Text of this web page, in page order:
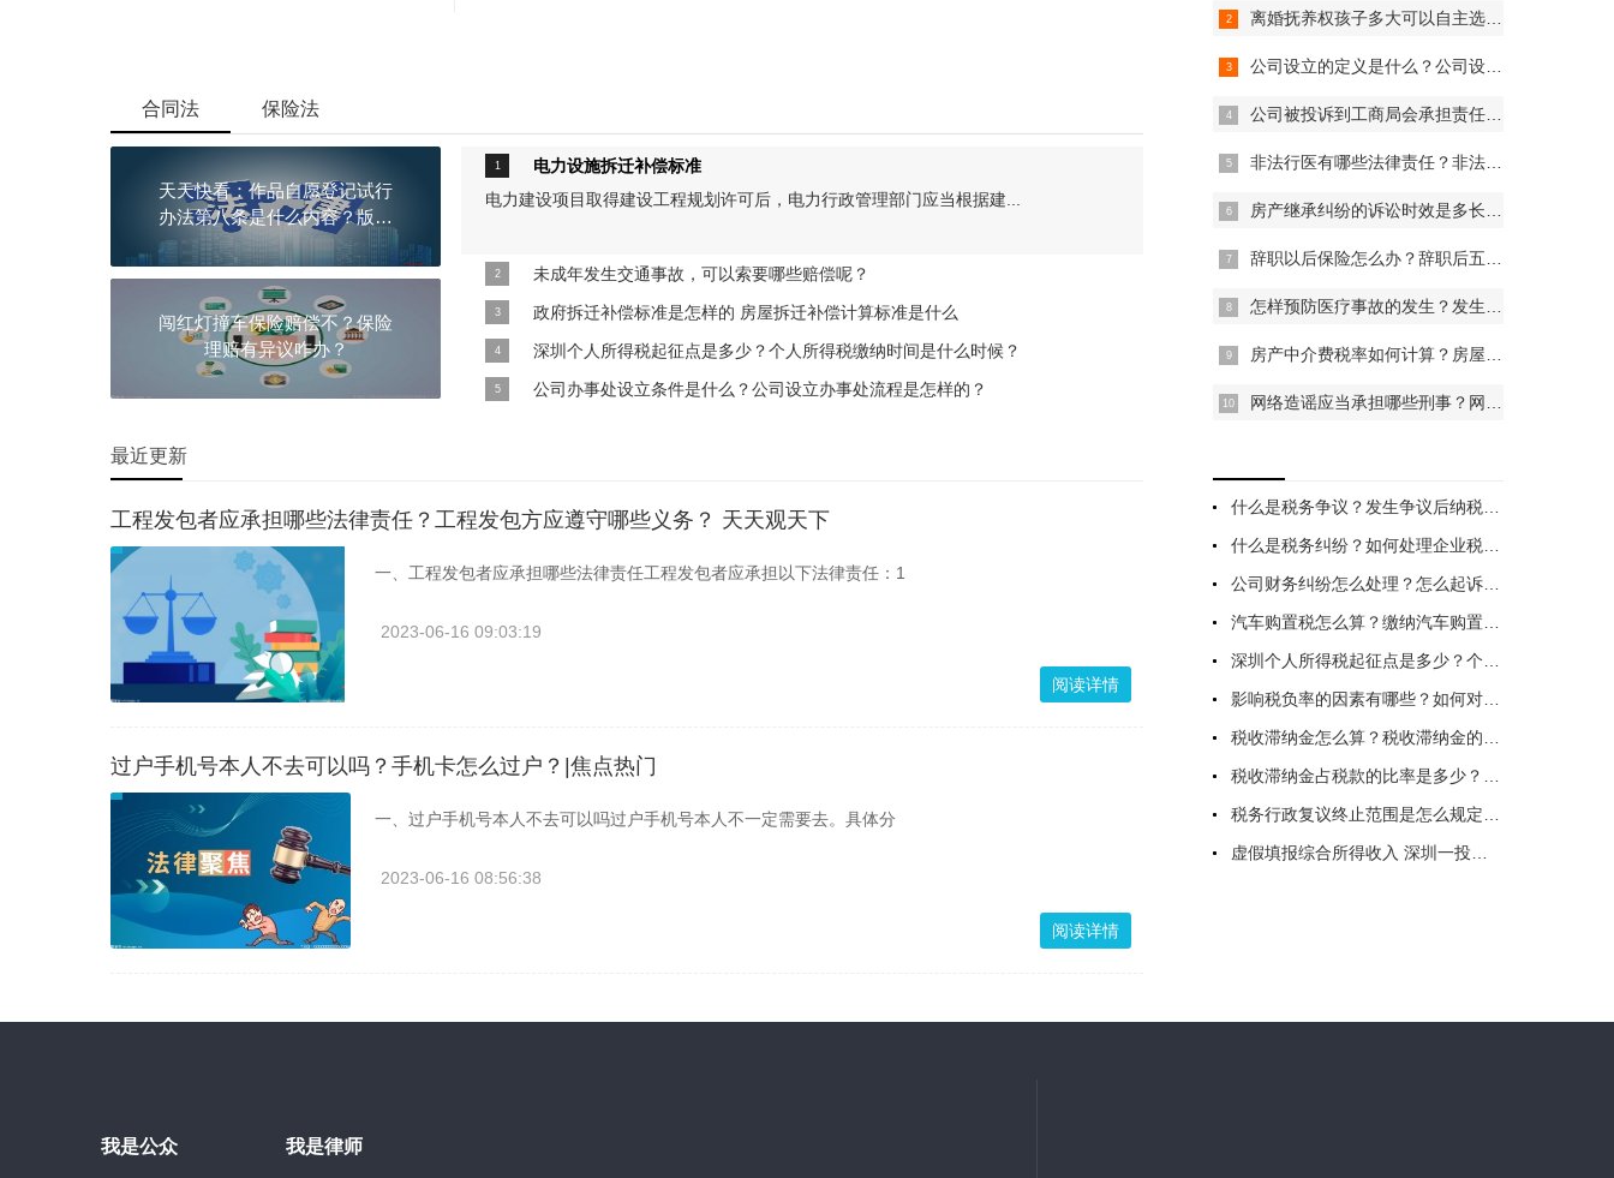
合同法 保险法
天天快看：作品自愿登记试行
办法第八条是什么内容？版权
的申请材料有哪些？
闯红灯撞车保险赔偿不？保险
理赔有异议咋办？
电力设施拆迁补偿标准
电力建设项目取得建设工程规划许可后，电力行政管理部门应当根据建...
未成年发生交通事故，可以索要哪些赔偿呢？
近日，读者凌静菲向本报咨询说，因家境不好，为能减少家里负担，她1...
政府拆迁补偿标准是怎样的 房屋拆迁补偿计算标准是什么
政府拆迁补偿标准是怎样的?(1)房屋补偿费(房屋重置费)，用于补偿被...
深圳个人所得税起征点是多少？个人所得税缴纳时间是什么时候？
深圳个人所得税起征点个人所得税起征点是统一规定的，各地区都一样...
公司办事处设立条件是什么？公司设立办事处流程是怎样的？
国家和社会根据一定的法律法
刚结婚一年离婚彩礼钱算谁
的？ 有了孩子离婚彩礼钱怎
最近更新
工程发包者应承担哪些法律责任？工程发包方应遵守哪些义务？ 天天观天下
一、工程发包者应承担哪些法律责任工程发包者应承担以下法律责任：1
2023-06-16 09:03:19
阅读详情
过户手机号本人不去可以吗？手机卡怎么过户？|焦点热门
一、过户手机号本人不去可以吗过户手机号本人不一定需要去。具体分
2023-06-16 08:56:38
阅读详情
离婚抚养权孩子多大可以自主选择？离婚抚养权怎么争取？
公司设立的定义是什么？公司设立依据法律是哪条？
公司被投诉到工商局会承担责任吗？工商注销时公章会被收回吗？
非法行医有哪些法律责任？非法行医要赔偿哪些呢？
房产继承纠纷的诉讼时效是多长？房产继承收诉讼费是按争议财产标的金额来计算的吗？
辞职以后保险怎么办？辞职后五险一金可以自己交吗？
怎样预防医疗事故的发生？发生医疗事故怎样申请医疗鉴定？
房产中介费税率如何计算？房屋租赁的管理标准有哪些？
网络造谣应当承担哪些刑事？网络造谣的举报方式有什么？
什么是税务争议？发生争议后纳税人要怎么做？解决税务争议的法律救济途径
什么是税务纠纷？如何处理企业税务纠纷？一文一目了然
公司财务纠纷怎么处理？怎么起诉欠钱不还？公司财务纠纷处理方式
汽车购置税怎么算？缴纳汽车购置税的注意事项有哪些？
深圳个人所得税起征点是多少？个人所得税缴纳时间是什么时候？
影响税负率的因素有哪些？如何对企业税负做出评价？一文读懂
税收滞纳金怎么算？税收滞纳金的时间如何规定？节假日是否加收滞纳金？
税收滞纳金占税款的比率是多少？税收滞纳金比例是多少？
税务行政复议终止范围是怎么规定的？税务行政复议申请书请求怎么写？
虚假填报综合所得收入 深圳一投资公司员工被罚111945元
我是公众 我是律师